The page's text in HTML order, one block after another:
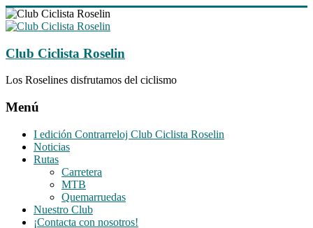
Saltar
al
Club Ciclista Roselin
Los Roselines disfrutamos del ciclismo
Menú
I edición Contrarreloj Club Ciclista Roselin
Noticias
Rutas
Carretera
MTB
Quemarruedas
Nuestro Club
¡Contacta con nosotros!